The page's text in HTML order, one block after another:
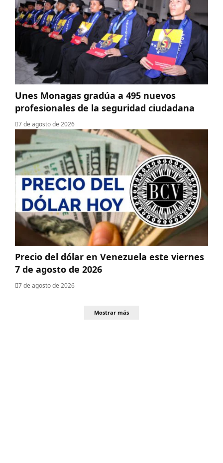
Unes Monagas gradúa a 495 nuevos
profesionales de la seguridad ciudadana
7 de agosto de 2026
Precio del dólar en Venezuela este viernes
7 de agosto de 2026
7 de agosto de 2026
Mostrar más